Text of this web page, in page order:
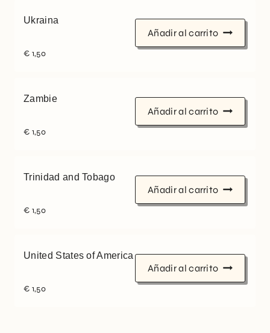
Ukraina
€ 1,50
Añadir al carrito
Zambie
€ 1,50
Añadir al carrito
Trinidad and Tobago
€ 1,50
Añadir al carrito
United States of America
€ 1,50
Añadir al carrito